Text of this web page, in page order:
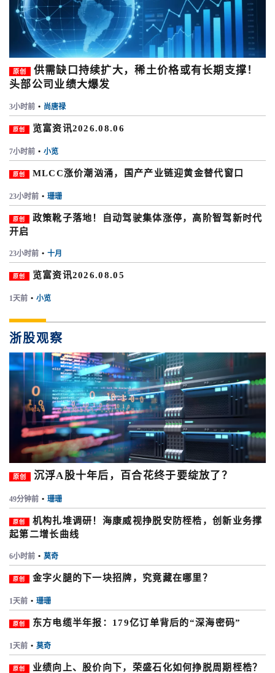
原创
供需缺口持续扩大，稀土价格或有长期支撑！
头部公司业绩大爆发
3小时前 • 尚唐禄
原创 览富资讯2026.08.06
7小时前 • 小览
原创 MLCC涨价潮汹涌，国产产业链迎黄金替代窗口
23小时前 • 珊珊
原创
政策靴子落地！自动驾驶集体涨停，高阶智驾新时代
开启
23小时前 • 十月
原创 览富资讯2026.08.05
1天前 • 小览
浙股观察
原创 沉浮A股十年后，百合花终于要绽放了？
49分钟前 • 珊珊
原创
机构扎堆调研！海康威视挣脱安防桎梏，创新业务撑
起第二增长曲线
6小时前 • 莫奇
原创 金字火腿的下一块招牌，究竟藏在哪里？
1天前 • 珊珊
原创 东方电缆半年报：179亿订单背后的“深海密码”
1天前 • 莫奇
原创 业绩向上、股价向下，荣盛石化如何挣脱周期桎梏？